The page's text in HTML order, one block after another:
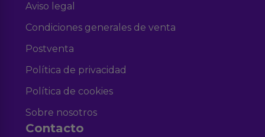
Aviso legal
Condiciones generales de venta
Postventa
Política de privacidad
Política de cookies
Sobre nosotros
Contacto